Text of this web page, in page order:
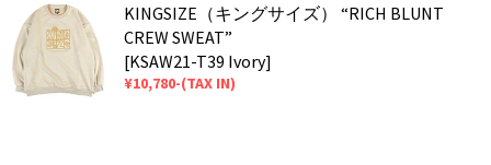
KINGSIZE（キングサイズ） “RICH BLUNT
CREW SWEAT”
[KSAW21-T39 Ivory]
¥10,780-(TAX IN)